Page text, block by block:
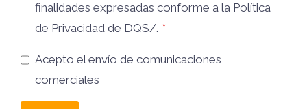
finalidades expresadas conforme a la Política
de Privacidad de DQS/. *
Acepto el envío de comunicaciones
comerciales